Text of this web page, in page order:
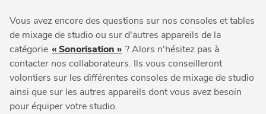
Vous avez encore des questions sur nos consoles et tables
de mixage de studio ou sur d'autres appareils de la
catégorie « Sonorisation » ? Alors n'hésitez pas à
contacter nos collaborateurs. Ils vous conseilleront
volontiers sur les différentes consoles de mixage de studio
ainsi que sur les autres appareils dont vous avez besoin
pour équiper votre studio.